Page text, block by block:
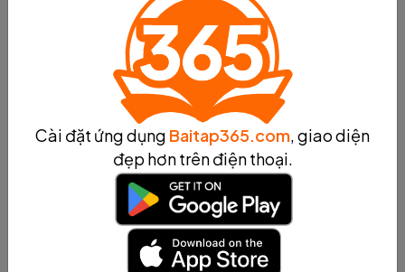
Cài đặt ứng dụng Baitap365.com, giao diện
đẹp hơn trên điện thoại.